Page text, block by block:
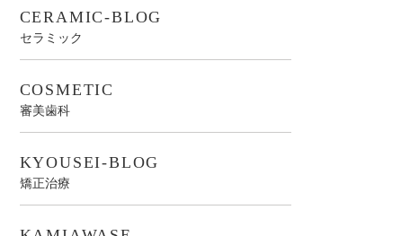
CERAMIC-BLOG
セラミック
COSMETIC
審美歯科
KYOUSEI-BLOG
矯正治療